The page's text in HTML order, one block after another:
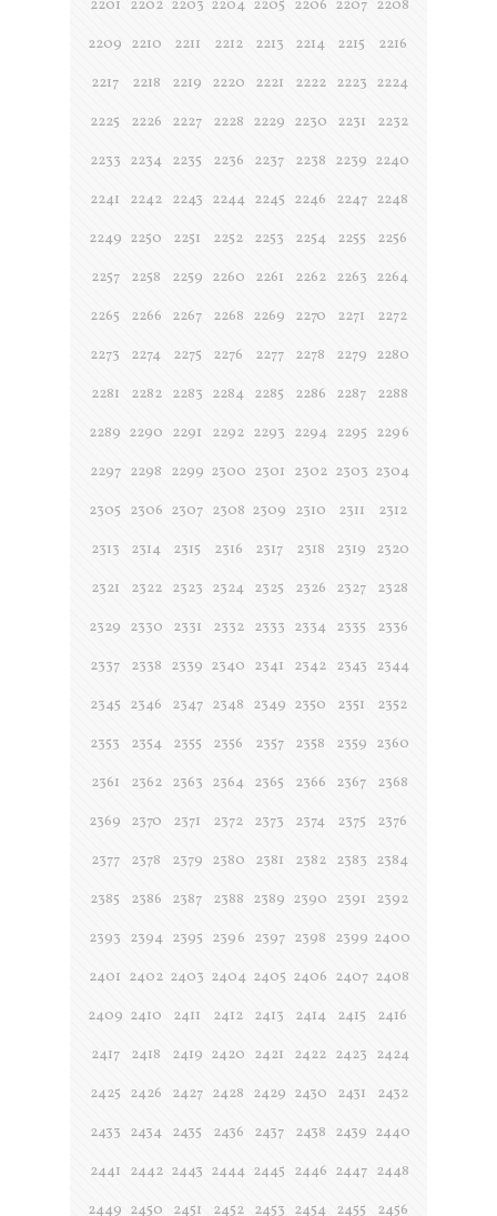
2201 2202 2203 2204 2205 2206 2207 2208
2209 2210 2211 2212 2213 2214 2215
2216
2217
2218 2219 2220 2221 2222 2223 2224
2225
2226 2227 2228 2229 2230 2231
2232
2233 2234 2235 2236 2237 2238 2239 2240
2241
2242 2243 2244 2245 2246 2247 2248
2249 2250 2251 2252 2253 2254 2255
2256
2257
2258 2259 2260 2261 2262 2263 2264
2265
2266 2267 2268 2269 2270 2271
2272
2273
2274 2275 2276 2277 2278 2279 2280
2281
2282 2283 2284 2285 2286 2287
2288
2289 2290 2291 2292 2293 2294 2295 2296
2297 2298 2299 2300 2301 2302 2303 2304
2305 2306 2307 2308 2309 2310 2311
2312
2313
2314 2315 2316 2317 2318 2319
2320
2321
2322 2323 2324 2325 2326 2327
2328
2329 2330 2331 2332 2333 2334 2335
2336
2337
2338 2339 2340 2341 2342 2343 2344
2345 2346 2347 2348 2349 2350 2351
2352
2353
2354 2355 2356 2357 2358 2359 2360
2361
2362 2363 2364 2365 2366 2367
2368
2369
2370 2371 2372 2373 2374 2375
2376
2377
2378 2379 2380 2381 2382 2383 2384
2385
2386 2387 2388 2389 2390 2391
2392
2393 2394 2395 2396 2397 2398 2399 2400
2401 2402 2403 2404 2405 2406 2407 2408
2409 2410 2411 2412 2413 2414 2415
2416
2417
2418 2419 2420 2421 2422 2423 2424
2425 2426 2427 2428 2429 2430 2431
2432
2433 2434 2435 2436 2437 2438 2439 2440
2441 2442 2443 2444 2445 2446 2447 2448
2449 2450 2451 2452 2453 2454 2455
2456